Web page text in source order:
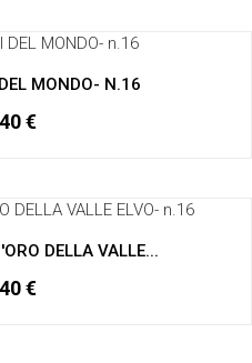
MONDO- N.16
€
DELLA VALLE...
€